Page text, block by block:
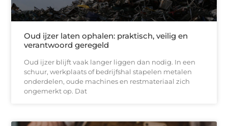
Oud ijzer laten ophalen: praktisch, veilig en
verantwoord geregeld
Oud ijzer blijft vaak langer liggen dan nodig. In een
schuur, werkplaats of bedrijfshal stapelen metalen
onderdelen, oude machines en restmateriaal zich
ongemerkt op. Dat